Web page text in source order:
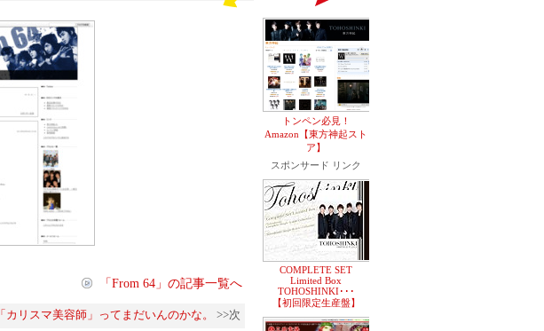
「From 64」の記事一覧へ
「カリスマ美容師」ってまだいんのかな。 >>次
トンペン必見！
Amazon【東方神起スト
ア】
スポンサード リンク
COMPLETE SET
Limited Box
TOHOSHINKI･･･
【初回限定生産盤】